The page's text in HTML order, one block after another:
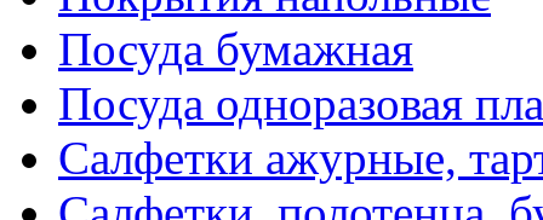
Посуда бумажная
Посуда одноразовая
Салфетки ажурные,